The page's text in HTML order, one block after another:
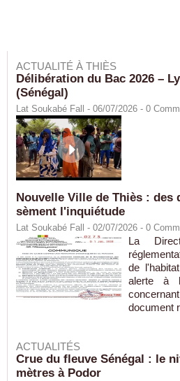
ACTUALITÉ À THIÈS
Délibération du Bac 2026 –
(Sénégal)
Lat Soukabé Fall - 06/07/2026 - 0
Nouvelle Ville de Thiès :
sèment l'inquiétude
Lat Soukabé Fall - 02/07/2026 - 0
La
de
alerte à
document
ACTUALITÉS
Crue du fleuve Sénégal : le
mètres à Podor